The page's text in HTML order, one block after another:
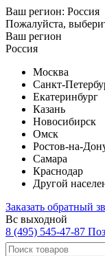
Ваш регион: Россия
Пожалуйста,
Ваш регион
Россия
Москва
Санкт-
Екатеринбург
Казань
Новосибирск
Омск
Ростов-на-
Самара
Краснодар
Другой
Заказать обратный
Вс выходной
8 (495) 545-47-87